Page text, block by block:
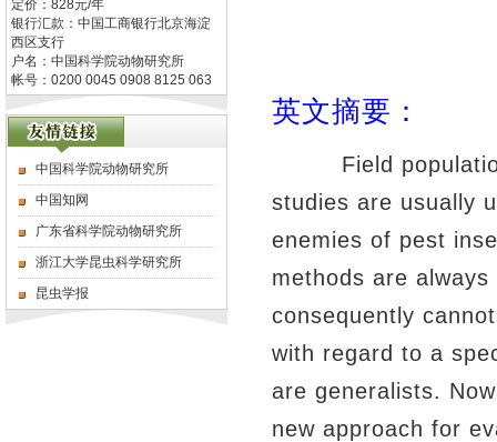
定价： 828元/年
银行汇款：中国工商银行北京海淀
西区支行
户名：中国科学院动物研究所
帐号：0200 0045 0908 8125 063
中国科学院动物研究所
中国知网
广东省科学院动物研究所
浙江大学昆虫科学研究所
昆虫学报
英文摘要：
Field
studies are usually
enemies of pest
methods are
consequently
with regard to a
are generalists.
new approach for